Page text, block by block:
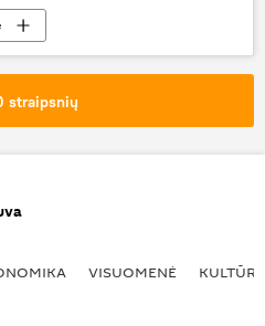
šalies gyventojai
straipsnių
VISUOMENĖ KULTŪRA